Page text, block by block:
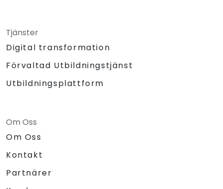
Tjänster
Digital transformation
Förvaltad Utbildningstjänst
Utbildningsplattform
Om Oss
Om Oss
Kontakt
Partnärer